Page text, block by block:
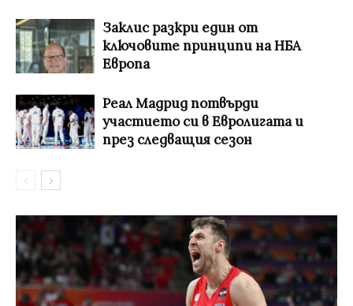
Заклис разкри един от
ключовите принципи на НБА
Европа
Реал Мадрид потвърди
участието си в Евролигата и
през следващия сезон